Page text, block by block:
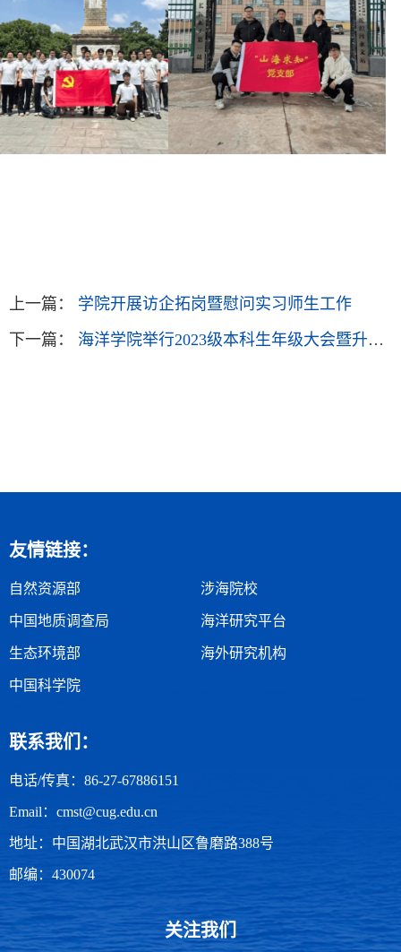
上一篇：
学院开展访企拓岗暨慰问实习师生工作
下一篇：
海洋学院举行2023级本科生年级大会暨升学考研动员会
友情链接：
自然资源部 涉海院校
中国地质调查局 海洋研究平台
生态环境部 海外研究机构
中国科学院
联系我们：
电话/传真：86-27-67886151
Email：cmst@cug.edu.cn
地址：中国湖北武汉市洪山区鲁磨路388号
邮编：430074
关注我们